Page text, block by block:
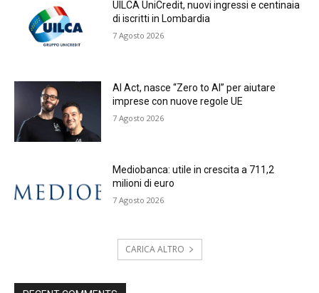
UILCA UniCredit, nuovi ingressi e centinaia
di iscritti in Lombardia
7 Agosto 2026
AI Act, nasce “Zero to AI” per aiutare
imprese con nuove regole UE
7 Agosto 2026
Mediobanca: utile in crescita a 711,2
milioni di euro
7 Agosto 2026
CARICA ALTRO